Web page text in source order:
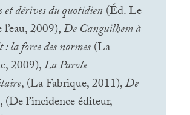
et dérives du quotidien(Éd. Le
2009),De Canguilhem à
la force des normes(La
2009),La Parole
, (La Fabrique, 2011),De
, (De l’incidence éditeur,